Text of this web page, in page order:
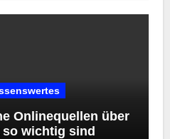
Onlinequellen über
wichtig sind